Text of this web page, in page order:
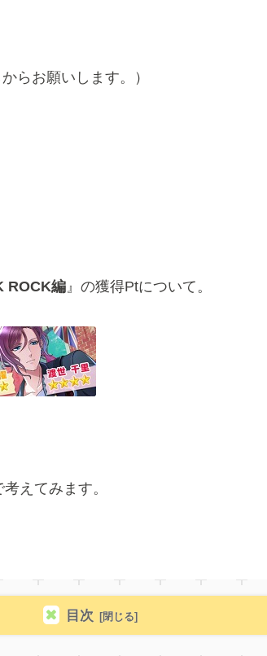
らお願いします。）
ROCK編』の獲得Ptについて。
えてみます。
目次